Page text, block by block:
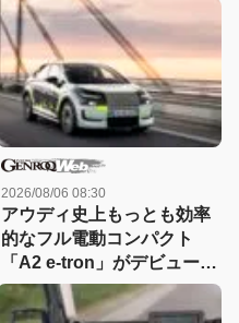
2026/08/06 08:30
アウディ史上もっとも効率
的なフル電動コンパクト
「A2 e-tron」がデビュー前
にテスト写真を公開